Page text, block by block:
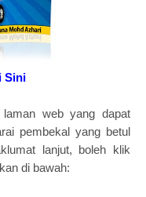
Sini
web yang dapat
pembekal yang betul
lanjut, boleh klik
di bawah: